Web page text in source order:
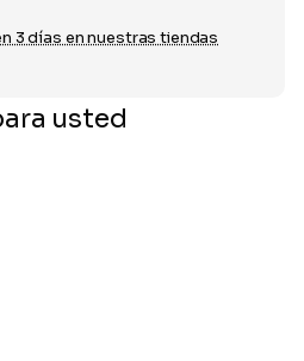
3 días en nuestras tiendas
usted